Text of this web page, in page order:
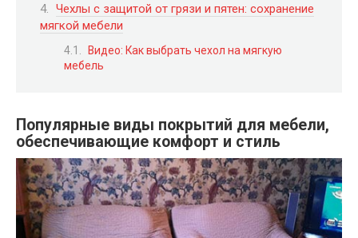
Чехлы с защитой от грязи и пятен: сохранение
мягкой мебели
Видео: Как выбрать чехол на мягкую
мебель
Популярные виды покрытий для мебели,
обеспечивающие комфорт и стиль